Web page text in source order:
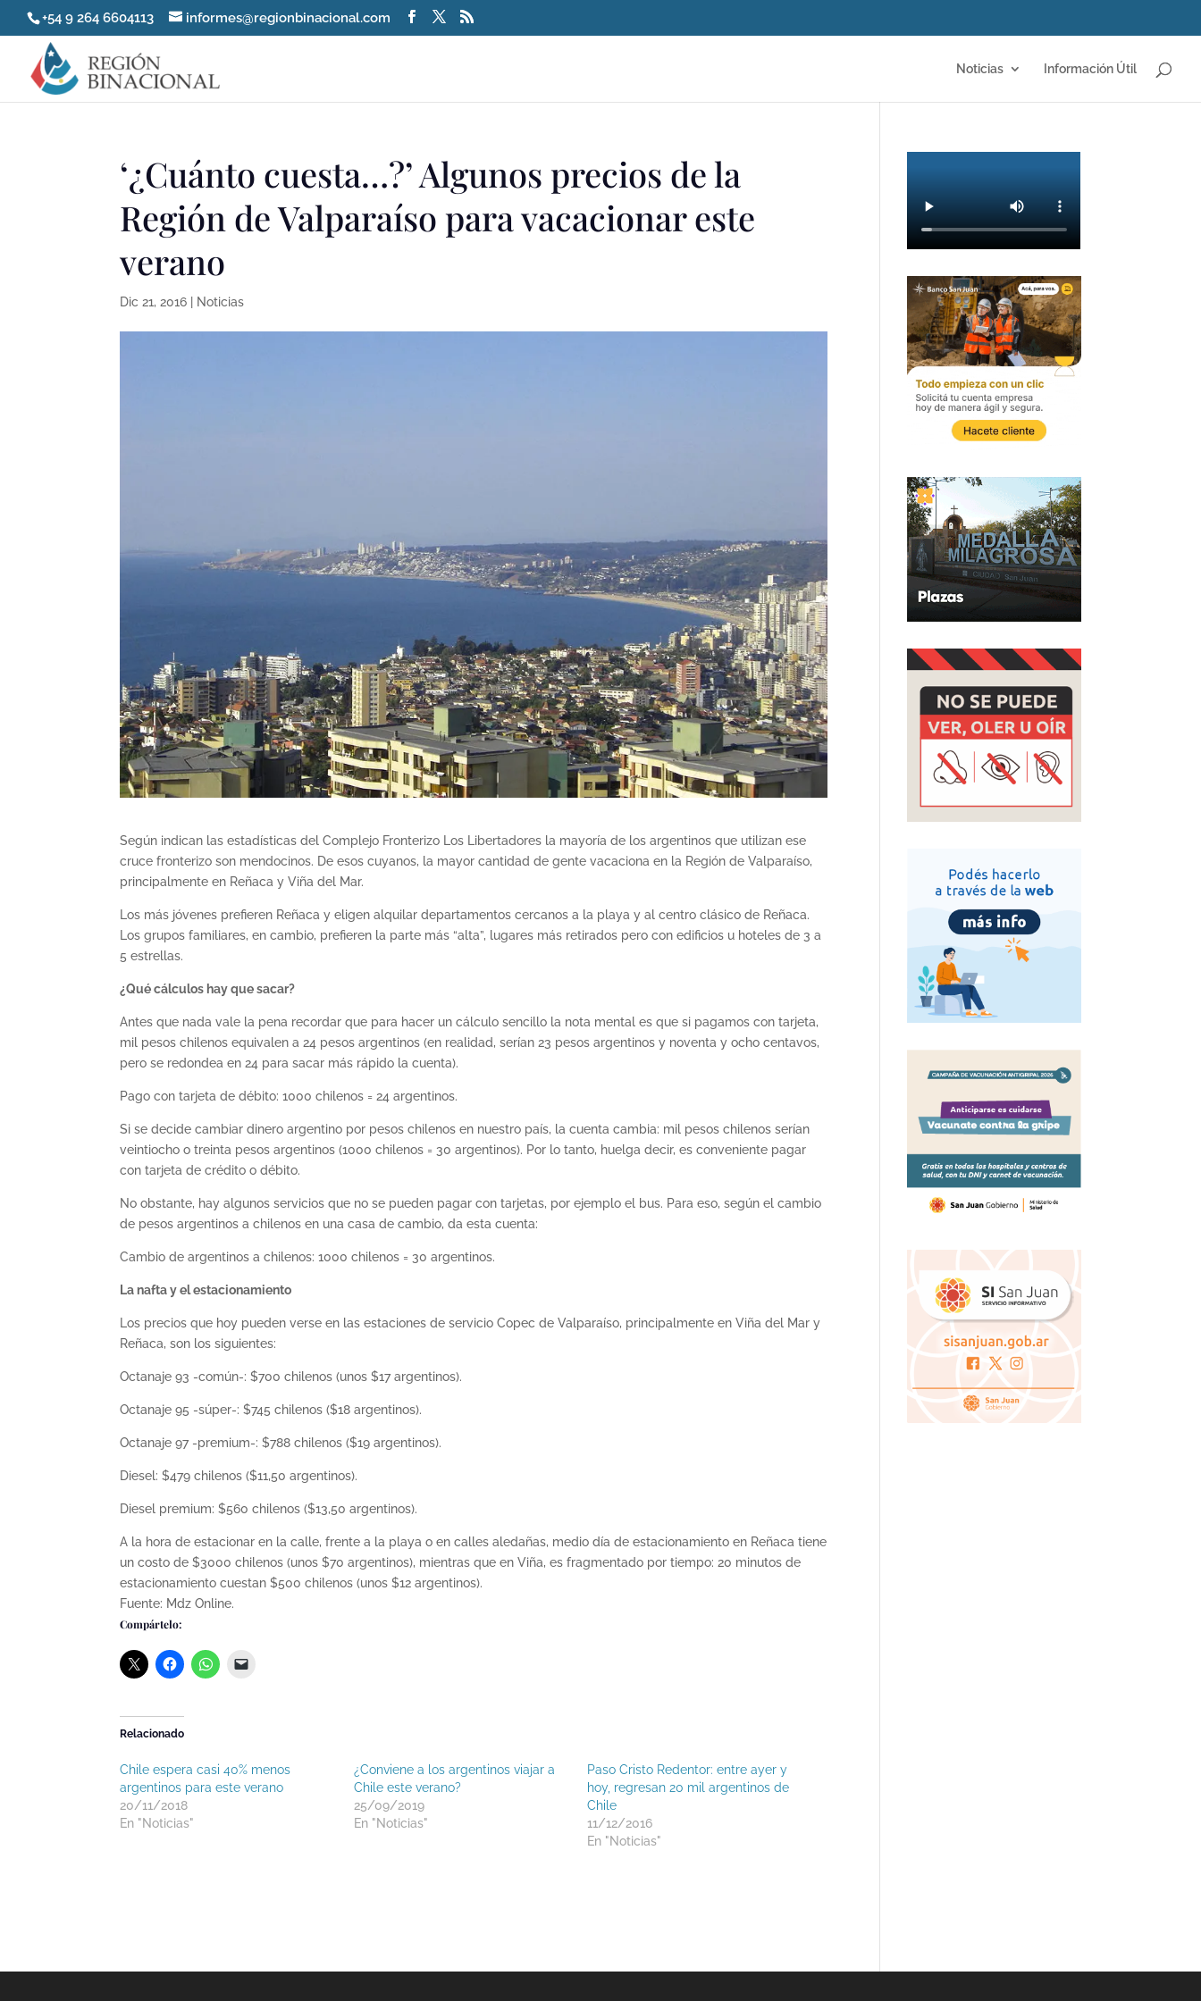
+54 9 264 6604113 informes@regionbinacional.com
Noticias Información Útil
‘¿Cuánto cuesta…?’ Algunos precios de la
Región de Valparaíso para vacacionar este
verano
Dic 21, 2016 Noticias
Según indican las estadísticas del Complejo Fronterizo Los Libertadores la mayoría de los argentinos que utilizan ese
cruce fronterizo son mendocinos. De esos cuyanos, la mayor cantidad de gente vacaciona en la Región de Valparaíso,
principalmente en Reñaca y Viña del Mar.
Los más jóvenes prefieren Reñaca y eligen alquilar departamentos cercanos a la playa y al centro clásico de Reñaca.
Los grupos familiares, en cambio, prefieren la parte más “alta”, lugares más retirados pero con edificios u hoteles de 3 a
5 estrellas.
¿Qué cálculos hay que sacar?
Antes que nada vale la pena recordar que para hacer un cálculo sencillo la nota mental es que si pagamos con tarjeta,
mil pesos chilenos equivalen a 24 pesos argentinos (en realidad, serían 23 pesos argentinos y noventa y ocho centavos,
pero se redondea en 24 para sacar más rápido la cuenta).
Pago con tarjeta de débito: 1000 chilenos = 24 argentinos.
Si se decide cambiar dinero argentino por pesos chilenos en nuestro país, la cuenta cambia: mil pesos chilenos serían
veintiocho o treinta pesos argentinos (1000 chilenos = 30 argentinos). Por lo tanto, huelga decir, es conveniente pagar
con tarjeta de crédito o débito.
No obstante, hay algunos servicios que no se pueden pagar con tarjetas, por ejemplo el bus. Para eso, según el cambio
de pesos argentinos a chilenos en una casa de cambio, da esta cuenta:
Cambio de argentinos a chilenos: 1000 chilenos = 30 argentinos.
La nafta y el estacionamiento
Los precios que hoy pueden verse en las estaciones de servicio Copec de Valparaíso, principalmente en Viña del Mar y
Reñaca, son los siguientes:
Octanaje 93 -común-: $700 chilenos (unos $17 argentinos).
Octanaje 95 -súper-: $745 chilenos ($18 argentinos).
Octanaje 97 -premium-: $788 chilenos ($19 argentinos).
Diesel: $479 chilenos ($11,50 argentinos).
Diesel premium: $560 chilenos ($13,50 argentinos).
A la hora de estacionar en la calle, frente a la playa o en calles aledañas, medio día de estacionamiento en Reñaca tiene
un costo de $3000 chilenos (unos $70 argentinos), mientras que en Viña, es fragmentado por tiempo: 20 minutos de
estacionamiento cuestan $500 chilenos (unos $12 argentinos).
Fuente: Mdz Online.
Compártelo:
Relacionado
Chile espera casi 40% menos
argentinos para este verano
20/11/2018
En "Noticias"
¿Conviene a los argentinos viajar a
Chile este verano?
25/09/2019
En "Noticias"
Paso Cristo Redentor: entre ayer y
hoy, regresan 20 mil argentinos de
Chile
11/12/2016
En "Noticias"